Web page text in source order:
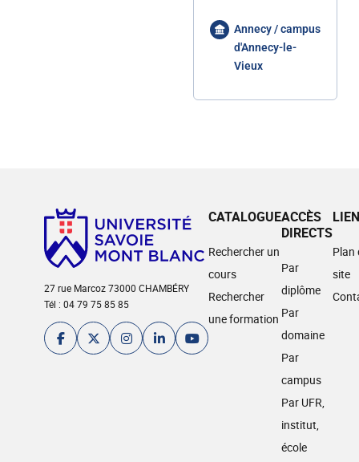
Annecy / campus
d'Annecy-le-
Vieux
27 rue Marcoz 73000 CHAMBÉRY
Tél : 04 79 75 85 85
CATALOGUE
Rechercher un
cours
Rechercher
une formation
ACCÈS
DIRECTS
Par
diplôme
Par
domaine
Par
campus
Par UFR,
institut,
école
Plan
site